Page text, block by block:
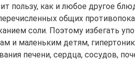
пользу, как и любое другое
общих
соли. Поэтому избегать
и маленьким детям,
печени, сердца, сосудов,